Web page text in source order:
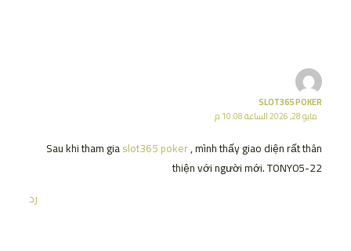
SLOT365 POKER
مايو 28, 2026 الساعة 10:08 م
Sau khi tham giaslot365 poker, mình thấy giao diện rất thân
thiện với người mới. TONY05-22
رد